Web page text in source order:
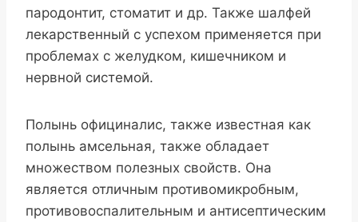
пародонтит, стоматит и др. Также шалфей
лекарственный с успехом применяется при
проблемах с желудком, кишечником и
нервной системой.
Полынь официналис, также известная как
полынь амсельная, также обладает
множеством полезных свойств. Она
является отличным противомикробным,
противовоспалительным и антисептическим